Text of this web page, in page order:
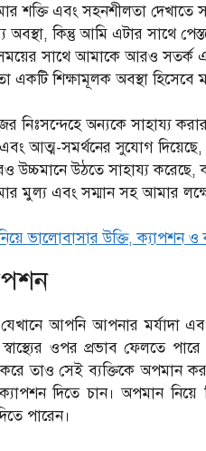
শক্তি এবং সহনশীলতা দেখাতে
কিন্তু আমি এটার সাথে
সাথে আমাকে আরও সতর্ক
শিক্ষামূলক অবস্থা হিসেবে
অন্যকে সাহায্য করার
আত্ম-সমর্থনের সুযোগ
উঠতে সাহায্য করেছে,
মুল্য এবং সম্মান সহ আমার
নিয়ে ভালোবাসার উক্তি, ক্যাপশন ও
আপনি আপনার মর্যাদা
ওপর প্রভাব ফেলতে
তাও সেই ব্যক্তিকে অপমান
ক্যাপশন দিতে চান। অপমান
পারেন।